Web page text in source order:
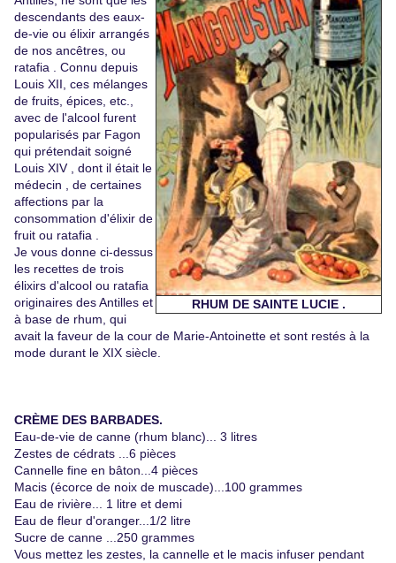
RHUM DE SAINTE LUCIE .
descendants des eaux-
de-vie ou élixir arrangés
de nos ancêtres, ou
ratafia . Connu depuis
Louis XII, ces mélanges
de fruits, épices, etc.,
avec de l'alcool furent
popularisés par Fagon
qui prétendait soigné
Louis XIV , dont il était le
médecin , de certaines
affections par la
consommation d'élixir de
fruit ou ratafia .
Je vous donne ci-dessus
les recettes de trois
élixirs d'alcool ou ratafia
originaires des Antilles et
à base de rhum, qui
avait la faveur de la cour de Marie-Antoinette et sont restés à la
mode durant le XIX siècle.
CRÈME DES BARBADES.
Eau-de-vie de canne (rhum blanc)... 3 litres
Zestes de cédrats ...6 pièces
Cannelle fine en bâton...4 pièces
Macis (écorce de noix de muscade)...100 grammes
Eau de rivière... 1 litre et demi
Eau de fleur d'oranger...1/2 litre
Sucre de canne ...250 grammes
Vous mettez les zestes, la cannelle et le macis infuser pendant